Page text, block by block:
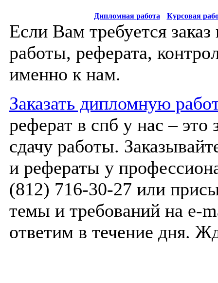
Дипломная работа Курсовая
Если Вам требуется
работы, реферата,
именно к нам.
Заказать дипломную
реферат в спб у нас –
сдачу работы.
и рефераты у
(812) 716-30-27 или
темы и требований на e-
ответим в течение дня.